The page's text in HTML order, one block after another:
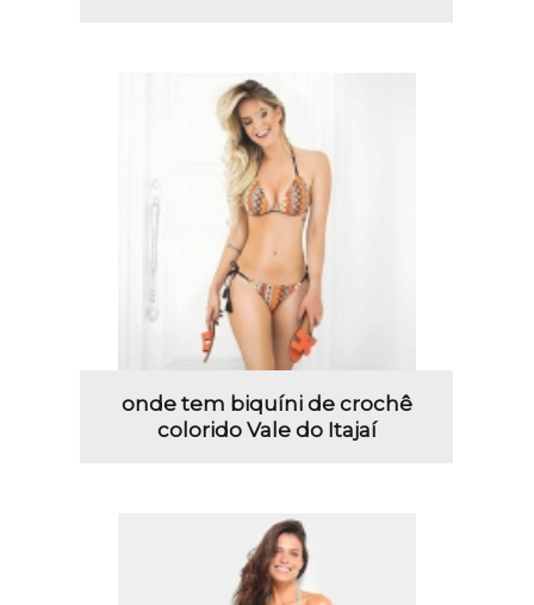
onde tem biquíni de crochê
colorido Vale do Itajaí